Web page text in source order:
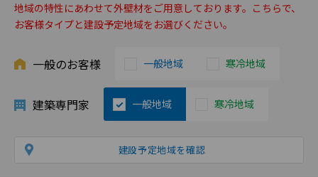
地域の特性にあわせて外壁材をご用意しております。こちらで、
お客様タイプと建設予定地域をお選びください。
一般のお客様 一般地域 寒冷地域
建築専門家 一般地域 寒冷地域
建設予定地域を確認